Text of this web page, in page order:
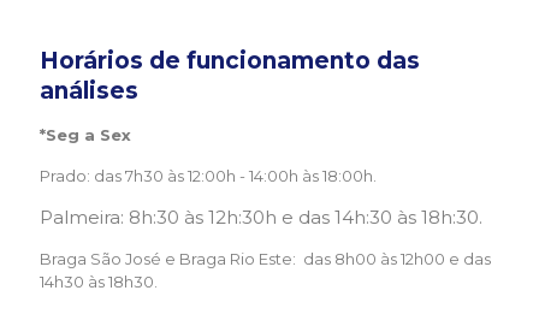
Horários de funcionamento das
análises
*Seg a Sex
Prado: das 7h30 às 12:00h - 14:00h às 18:00h.
Palmeira: 8h:30 às 12h:30h e das 14h:30 às 18h:30.
Braga São José e Braga Rio Este: das 8h00 às 12h00 e das
14h30 às 18h30.